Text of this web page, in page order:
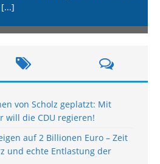
[...]
von Scholz geplatzt: Mit
will die CDU regieren!
auf 2 Billionen Euro – Zeit
und echte Entlastung der